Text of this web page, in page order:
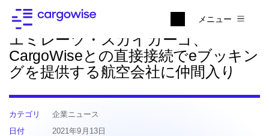
メニュー
ニュースに戻る
エミレーツ・スカイカーゴ、
CargoWiseとの直接接続でeブッキン
グを提供する航空会社に仲間入り
カテゴリ
企業ニュース
日付
2021年9月13日